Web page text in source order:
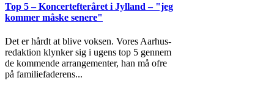
Top 5 – Koncertefteråret i Jylland – "jeg
kommer måske senere"
Det er hårdt at blive voksen. Vores Aarhus-
redaktion klynker sig i ugens top 5 gennem
de kommende arrangementer, han må ofre
på familiefaderens...